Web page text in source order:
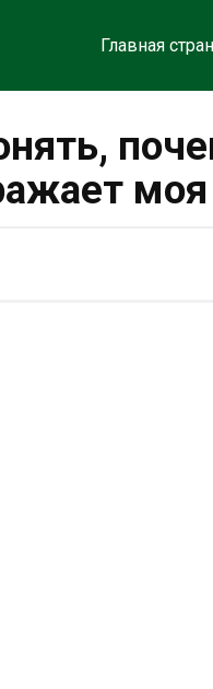
Главная